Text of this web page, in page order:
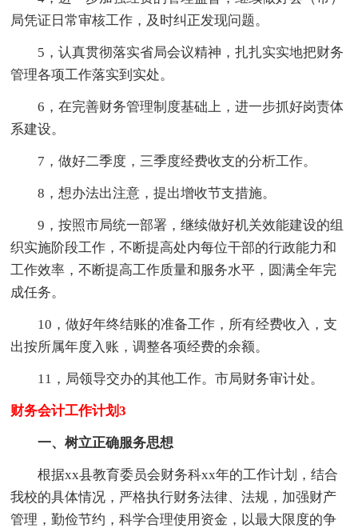
局凭证日常审核工作，及时纠正发现问题。
5，认真贯彻落实省局会议精神，扎扎实实地把财务
管理各项工作落实到实处。
6，在完善财务管理制度基础上，进一步抓好岗责体
系建设。
7，做好二季度，三季度经费收支的分析工作。
8，想办法出注意，提出增收节支措施。
9，按照市局统一部署，继续做好机关效能建设的组
织实施阶段工作，不断提高处内每位干部的行政能力和
工作效率，不断提高工作质量和服务水平，圆满全年完
成任务。
10，做好年终结账的准备工作，所有经费收入，支
出按所属年度入账，调整各项经费的余额。
11，局领导交办的其他工作。市局财务审计处。
财务会计工作计划3
一、树立正确服务思想
根据xx县教育委员会财务科xx年的工作计划，结合
我校的具体情况，严格执行财务法律、法规，加强财产
管理，勤俭节约，科学合理使用资金，以最大限度的争